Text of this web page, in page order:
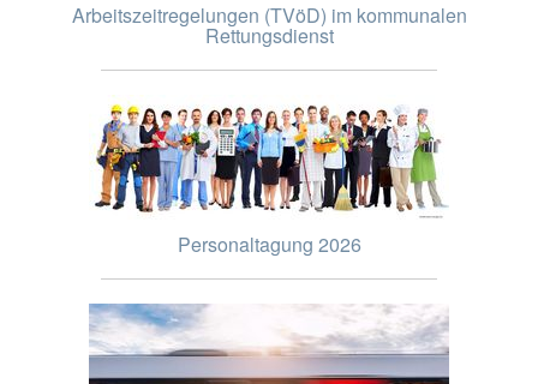
Arbeitszeitregelungen (TVöD) im kommunalen
Rettungsdienst
Personaltagung 2026